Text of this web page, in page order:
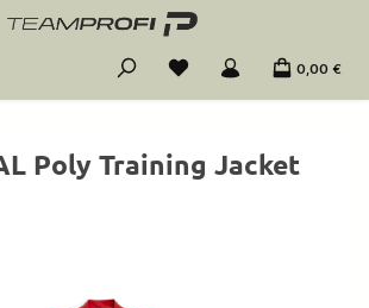
0,00 €
Poly Training Jacket